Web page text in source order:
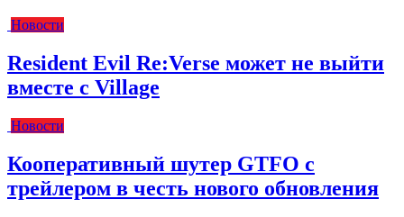
Новости
Resident Evil Re:Verse может не выйти
вместе с Village
Новости
Кооперативный шутер GTFO с
трейлером в честь нового обновления